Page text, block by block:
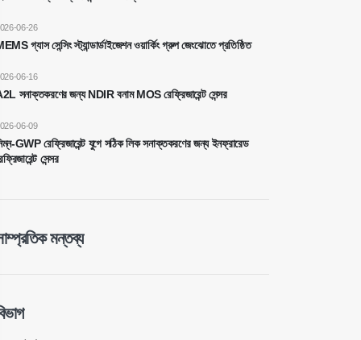
গ্যাস সেন্সিং স্ট্যান্ডার্ডাইজেশন ওয়ার্কিং গ্রুপ জেংঝোতে প্রতিষ্ঠিত
06-26
সনাক্তকরণের জন্য NDIR বনাম MOS রেফ্রিজারেন্ট সেন্সর
06-16
GWP রেফ্রিজারেন্ট যুগে সঠিক লিক সনাক্তকরণের জন্য ইনফ্রারেড
সেন্সর
06-09
মন্তব্য